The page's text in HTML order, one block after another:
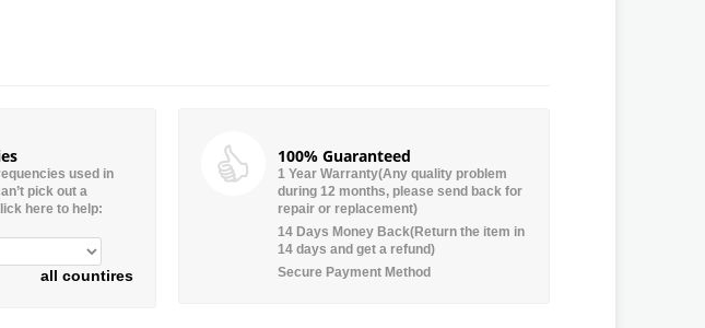
used in
pick out a
here to help:
all countires
100% Guaranteed
1 Year Warranty(Any quality problem
during 12 months, please send back for
repair or replacement)
14 Days Money Back(Return the item in
14 days and get a refund)
Secure Payment Method